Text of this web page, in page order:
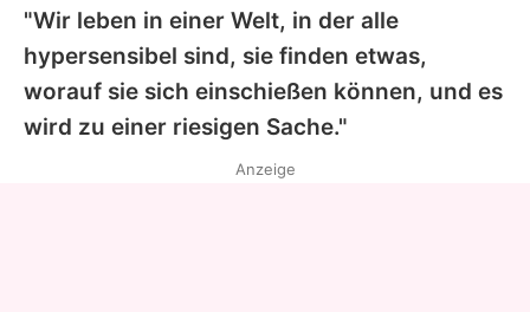
"Wir leben in einer Welt, in der alle
hypersensibel sind, sie finden etwas,
worauf sie sich einschießen können, und es
wird zu einer riesigen Sache."
Anzeige